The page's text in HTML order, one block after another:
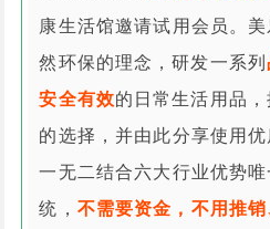
康生活馆邀请试用会员。
然环保的理念，研发一系列
安全有效的日常生活用品
的选择，并由此分享使用
一无二结合六大行业优势
统， 不需要资金，不用推